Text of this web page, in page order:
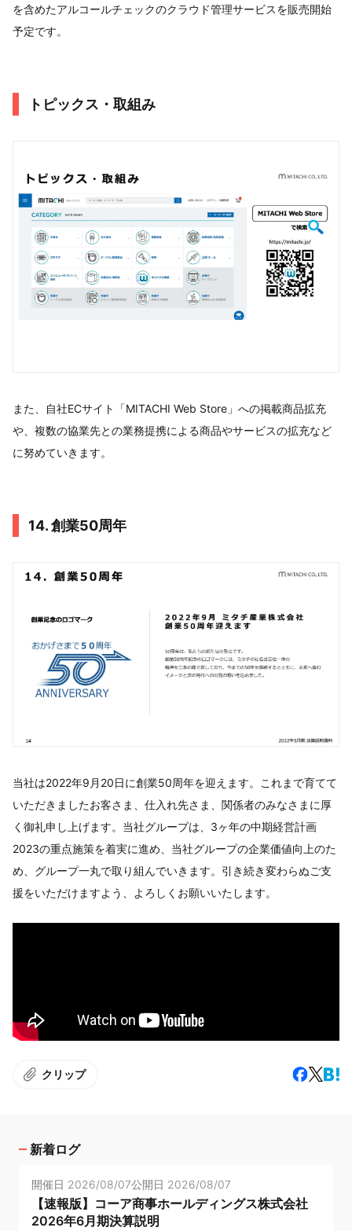
を含めたアルコールチェックのクラウド管理サービスを販売開始
予定です。
トピックス・取組み
また、自社ECサイト「MITACHI Web Store」への掲載商品拡充
や、複数の協業先との業務提携による商品やサービスの拡充など
に努めていきます。
14. 創業50周年
当社は2022年9月20日に創業50周年を迎えます。これまで育てて
いただきましたお客さま、仕入れ先さま、関係者のみなさまに厚
く御礼申し上げます。当社グループは、3ヶ年の中期経営計画
2023の重点施策を着実に進め、当社グループの企業価値向上のた
め、グループ一丸で取り組んでいきます。引き続き変わらぬご支
援をいただけますよう、よろしくお願いいたします。
クリップ
新着ログ
開催日 2026/08/07公開日 2026/08/07
【速報版】コーア商事ホールディングス株式会社
2026年6月期決算説明